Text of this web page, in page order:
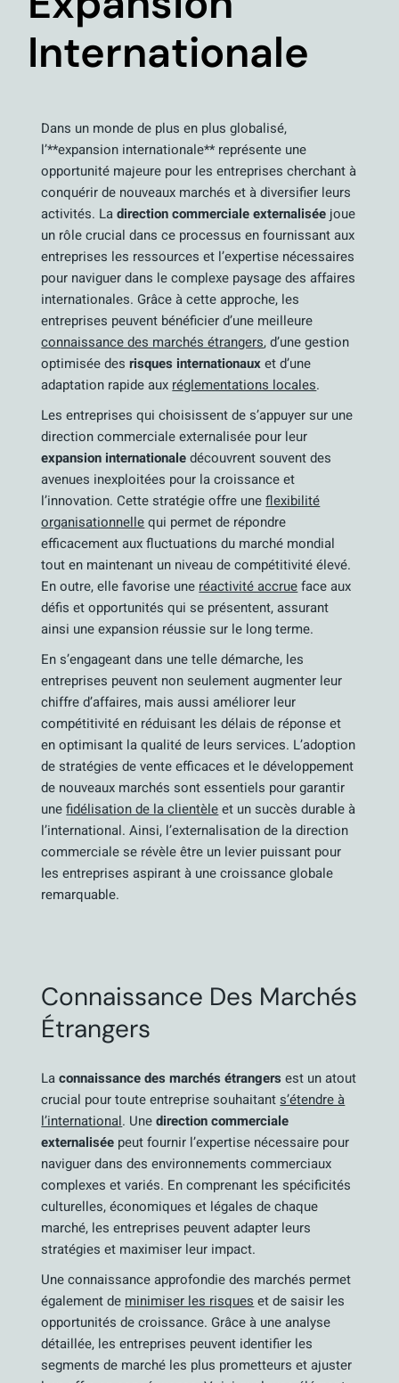
Internationale
Dans un monde de plus en plus globalisé,
l’**expansion internationale** représente une
opportunité majeure pour les entreprises cherchant à
conquérir de nouveaux marchés et à diversifier leurs
activités. Ladirection commerciale externalisée joue
un rôle crucial dans ce processus en fournissant aux
entreprises les ressources et l’expertise nécessaires
pour naviguer dans le complexe paysage des affaires
internationales. Grâce à cette approche, les
entreprises peuvent bénéficier d’une meilleure
connaissance des marchés étrangers, d’une gestion
optimisée desrisques internationauxet d’une
adaptation rapide aux réglementations locales.
Les entreprises qui choisissent de s’appuyer sur une
direction commerciale externalisée pour leur
expansion internationaledécouvrent souvent des
avenues inexploitées pour la croissance et
l’innovation. Cette stratégie offre uneflexibilité
organisationnellequi permet de répondre
efficacement aux fluctuations du marché mondial
tout en maintenant un niveau de compétitivité élevé.
En outre, elle favorise une réactivité accrueface aux
défis et opportunités qui se présentent, assurant
ainsi une expansion réussie sur le long terme.
En s’engageant dans une telle démarche, les
entreprises peuvent non seulement augmenter leur
chiffre d’affaires, mais aussi améliorer leur
compétitivité en réduisant les délais de réponse et
en optimisant la qualité de leurs services. L’adoption
de stratégies de vente efficaces et le développement
de nouveaux marchés sont essentiels pour garantir
unefidélisation de la clientèleet un succès durable à
l’international. Ainsi, l’externalisation de la direction
commerciale se révèle être un levier puissant pour
les entreprises aspirant à une croissance globale
remarquable.
Connaissance Des Marchés
Étrangers
Laconnaissance des marchés étrangers est un atout
crucial pour toute entreprise souhaitant s’étendre à
l’international. Unedirection commerciale
externalisée peut fournir l’expertise nécessaire pour
naviguer dans des environnements commerciaux
complexes et variés. En comprenant les spécificités
culturelles, économiques et légales de chaque
marché, les entreprises peuvent adapter leurs
stratégies et maximiser leur impact.
Une connaissance approfondie des marchés permet
également de minimiser les risques et de saisir les
opportunités de croissance. Grâce à une analyse
détaillée, les entreprises peuvent identifier les
segments de marché les plus prometteurs et ajuster